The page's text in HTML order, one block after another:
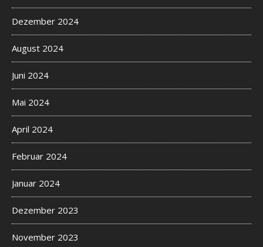
Dezember 2024
August 2024
Juni 2024
Mai 2024
April 2024
Februar 2024
Januar 2024
Dezember 2023
November 2023